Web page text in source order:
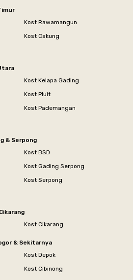
Kost Rawamangun
Kost Cakung
Kost Kelapa Gading
Kost Pluit
Kost Pademangan
& Serpong
Kost BSD
Kost Gading Serpong
Kost Serpong
Kost Cikarang
& Sekitarnya
Kost Depok
Kost Cibinong